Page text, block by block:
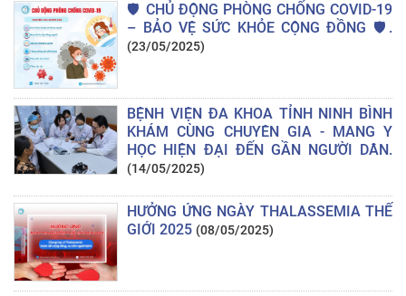
🛡️ CHỦ ĐỘNG PHÒNG CHỐNG COVID-19
– BẢO VỆ SỨC KHỎE CỘNG ĐỒNG 🛡️.
(23/05/2025)
BỆNH VIỆN ĐA KHOA TỈNH NINH BÌNH
KHÁM CÙNG CHUYÊN GIA - MANG Y
HỌC HIỆN ĐẠI ĐẾN GẦN NGƯỜI DÂN.
(14/05/2025)
HƯỞNG ỨNG NGÀY THALASSEMIA THẾ
GIỚI 2025 (08/05/2025)